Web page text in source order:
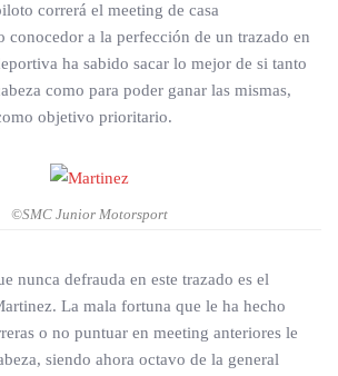
correrá el meeting de casa
conocedor a la perfección de un trazado en
ha sabido sacar lo mejor de si tanto
como para poder ganar las mismas,
objetivo prioritario.
©SMC Junior Motorsport
nunca defrauda en este trazado es el
La mala fortuna que le ha hecho
o no puntuar en meeting anteriores le
siendo ahora octavo de la general